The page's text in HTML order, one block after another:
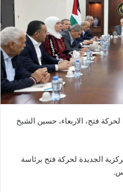
لحركة فتح، الاربعاء، حسين الشيخ
الجديدة لحركة فتح برئاسة